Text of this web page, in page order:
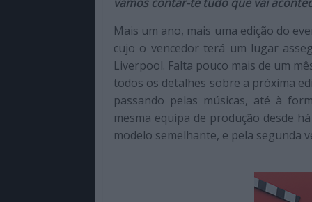
qualidade
com
enfoque
pop.
Mais um ano, mais uma edição do
cujo o vencedor terá um lugar
Liverpool. Falta pouco mais de um
todos os detalhes sobre a próxima
passando pelas músicas, até à
mesma equipa de produção desde
modelo semelhante, e pela segunda